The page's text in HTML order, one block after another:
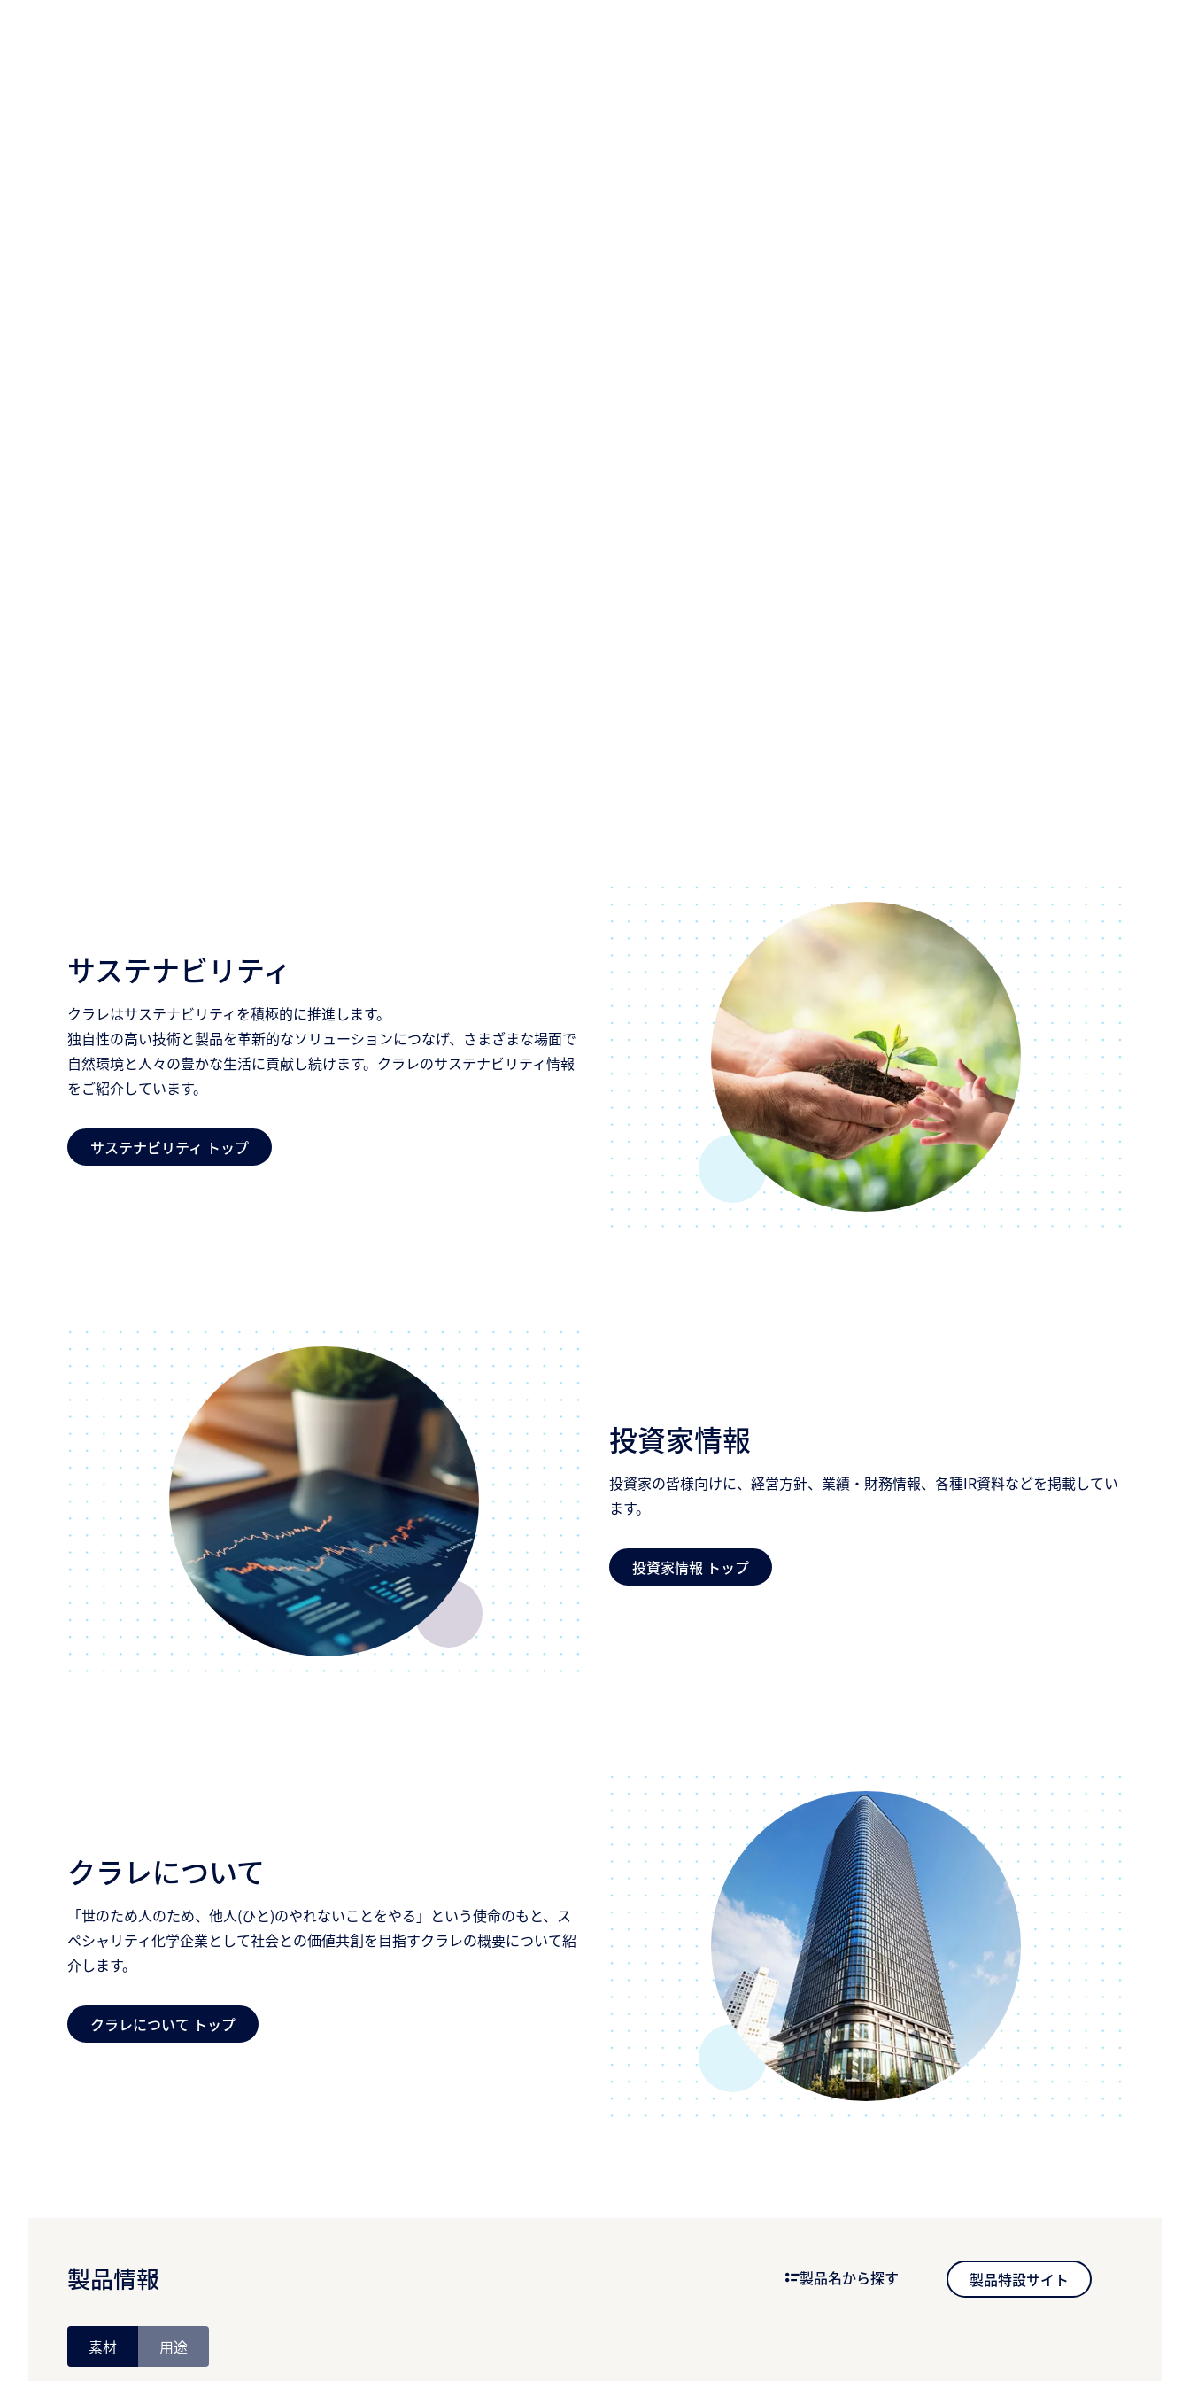
サステナビリティ
クラレはサステナビリティを積極的に推進します。
独自性の高い技術と製品を革新的なソリューションにつなげ、さまざまな場面で
自然環境と人々の豊かな生活に貢献し続けます。クラレのサステナビリティ情報
をご紹介しています。
サステナビリティ トップ
投資家情報
投資家の皆様向けに、経営方針、業績・財務情報、各種IR資料などを掲載してい
ます。
投資家情報 トップ
クラレについて
「世のため人のため、他人(ひと)のやれないことをやる」という使命のもと、ス
ペシャリティ化学企業として社会との価値共創を目指すクラレの概要について紹
介します。
クラレについて トップ
製品情報 製品名から探す 製品特設サイト
素材 用途